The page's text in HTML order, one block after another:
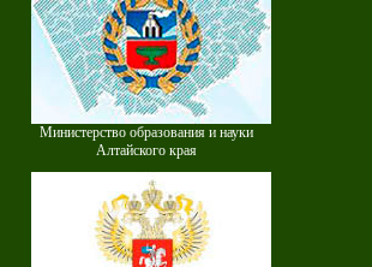
Министерство образования и науки
Алтайского края